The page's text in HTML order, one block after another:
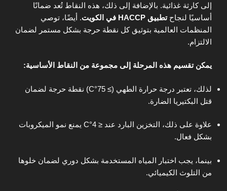
إلى كارثة غذائية. بالإضافة إلى ذلك، هذه النقاط تُعد ضمانًا
أساسيًا لنجاحتطبيق HACCP في الكويت
. أيضًا، توصي
المنظمات العالمية بتوثيق كل نقطة حرجة بشكل مستمر لضمان
الالتزام.
يمكن تقسيم هذه المرحلة إلى مجموعة من النقاط الأساسية:
لذلك، تعتبر درجة حرارة الطهي (≥ 75°C) نقطة حرجة لضمان
قتل البكتيريا الضارة.
علاوة على ذلك، التخزين البارد عند ≤ 4°C يمنع نمو الميكروبات
بشكل فعال.
بينما، يجب اختبار المياه المستخدمة بشكل دوري لضمان خلوها
من التلوث الكيميائي.